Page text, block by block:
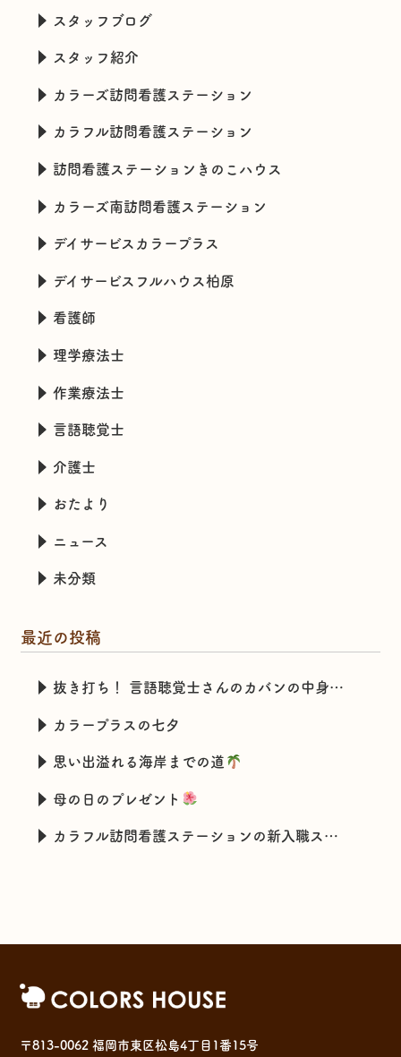
スタッフブログ
スタッフ紹介
カラーズ訪問看護ステーション
カラフル訪問看護ステーション
訪問看護ステーションきのこハウス
カラーズ南訪問看護ステーション
デイサービスカラープラス
デイサービスフルハウス柏原
看護師
理学療法士
作業療法士
言語聴覚士
介護士
おたより
ニュース
未分類
最近の投稿
抜き打ち！ 言語聴覚士さんのカバンの中身チェック
カラープラスの七夕
思い出溢れる海岸までの道
母の日のプレゼント
カラフル訪問看護ステーションの新入職スタッフの特技とは・・・
〒813-0062 福岡市東区松島4丁目1番15号